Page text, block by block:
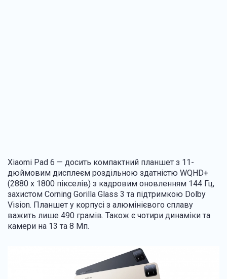
Xiaomi Pad 6 — досить компактний планшет з 11-
дюймовим дисплеєм роздільною здатністю WQHD+
(2880 x 1800 пікселів) з кадровим оновленням 144 Гц,
захистом Corning Gorilla Glass 3 та підтримкою Dolby
Vision. Планшет у корпусі з алюмінієвого сплаву
важить лише 490 грамів. Також є чотири динаміки та
камери на 13 та 8 Мп.